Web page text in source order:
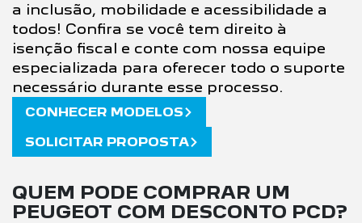
a inclusão, mobilidade e acessibilidade a
todos! Confira se você tem direito à
isenção fiscal e conte com nossa equipe
especializada para oferecer todo o suporte
necessário durante esse processo.
CONHECER MODELOS
SOLICITAR PROPOSTA
QUEM PODE COMPRAR UM
PEUGEOT COM DESCONTO PCD?